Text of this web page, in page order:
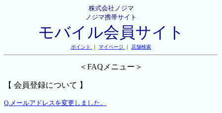
株式会社ノジマ
ノジマ携帯サイト
モバイル会員サイト
ポイント ｜ マイページ ｜ 店舗検索
＜FAQメニュー＞
【 会員登録について 】
Q.メールアドレスを変更しました。